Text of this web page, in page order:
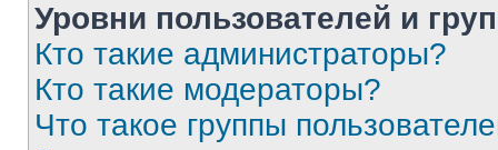
Уровни пользователей и
Кто такие администраторы?
Кто такие модераторы?
Что такое группы